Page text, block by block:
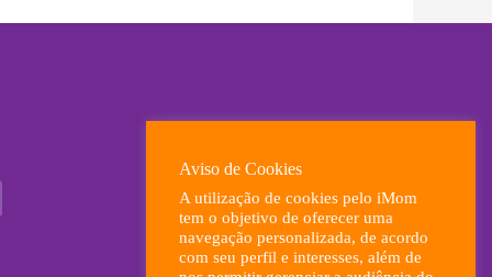
Aviso de Cookies
A utilização de cookies pelo iMom
tem o objetivo de oferecer uma
navegação personalizada, de acordo
com seu perfil e interesses, além de